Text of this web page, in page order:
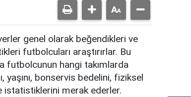
genel olarak beğendikleri ve
futbolcuları araştırırlar. Bu
futbolcunun hangi takımlarda
yaşını, bonservis bedelini, fiziksel
istatistiklerini merak ederler.